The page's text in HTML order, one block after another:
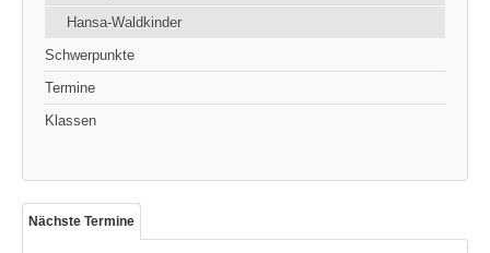
Hansa-Waldkinder
Schwerpunkte
Termine
Klassen
Nächste Termine